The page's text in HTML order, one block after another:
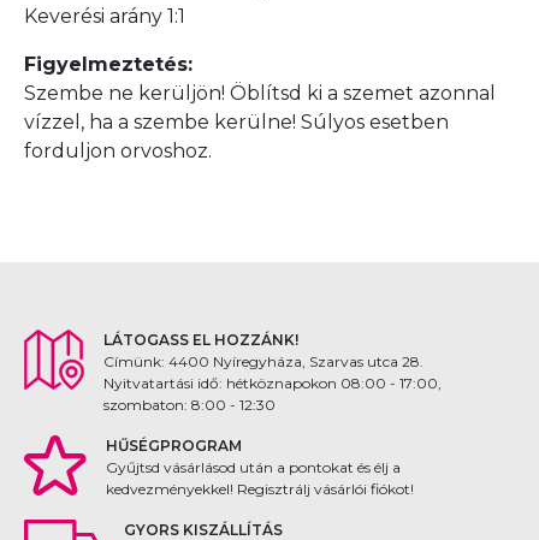
Keverési arány 1:1
Figyelmeztetés:
Szembe ne kerüljön! Öblítsd ki a szemet azonnal
vízzel, ha a szembe kerülne! Súlyos esetben
forduljon orvoshoz.
LÁTOGASS EL HOZZÁNK!
Címünk: 4400 Nyíregyháza, Szarvas utca 28.
Nyitvatartási idő: hétköznapokon 08:00 - 17:00,
szombaton: 8:00 - 12:30
HŰSÉGPROGRAM
Gyűjtsd vásárlásod után a pontokat és élj a
kedvezményekkel! Regisztrálj vásárlói fiókot!
GYORS KISZÁLLÍTÁS